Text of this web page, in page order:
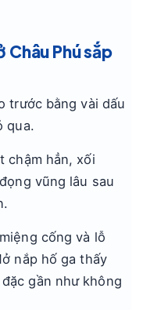
Châu Phú sắp
trước bằng vài dấu
qua.
chậm hẳn, xối
vũng lâu sau
cống và lỗ
nắp hố ga thấy
gần như không